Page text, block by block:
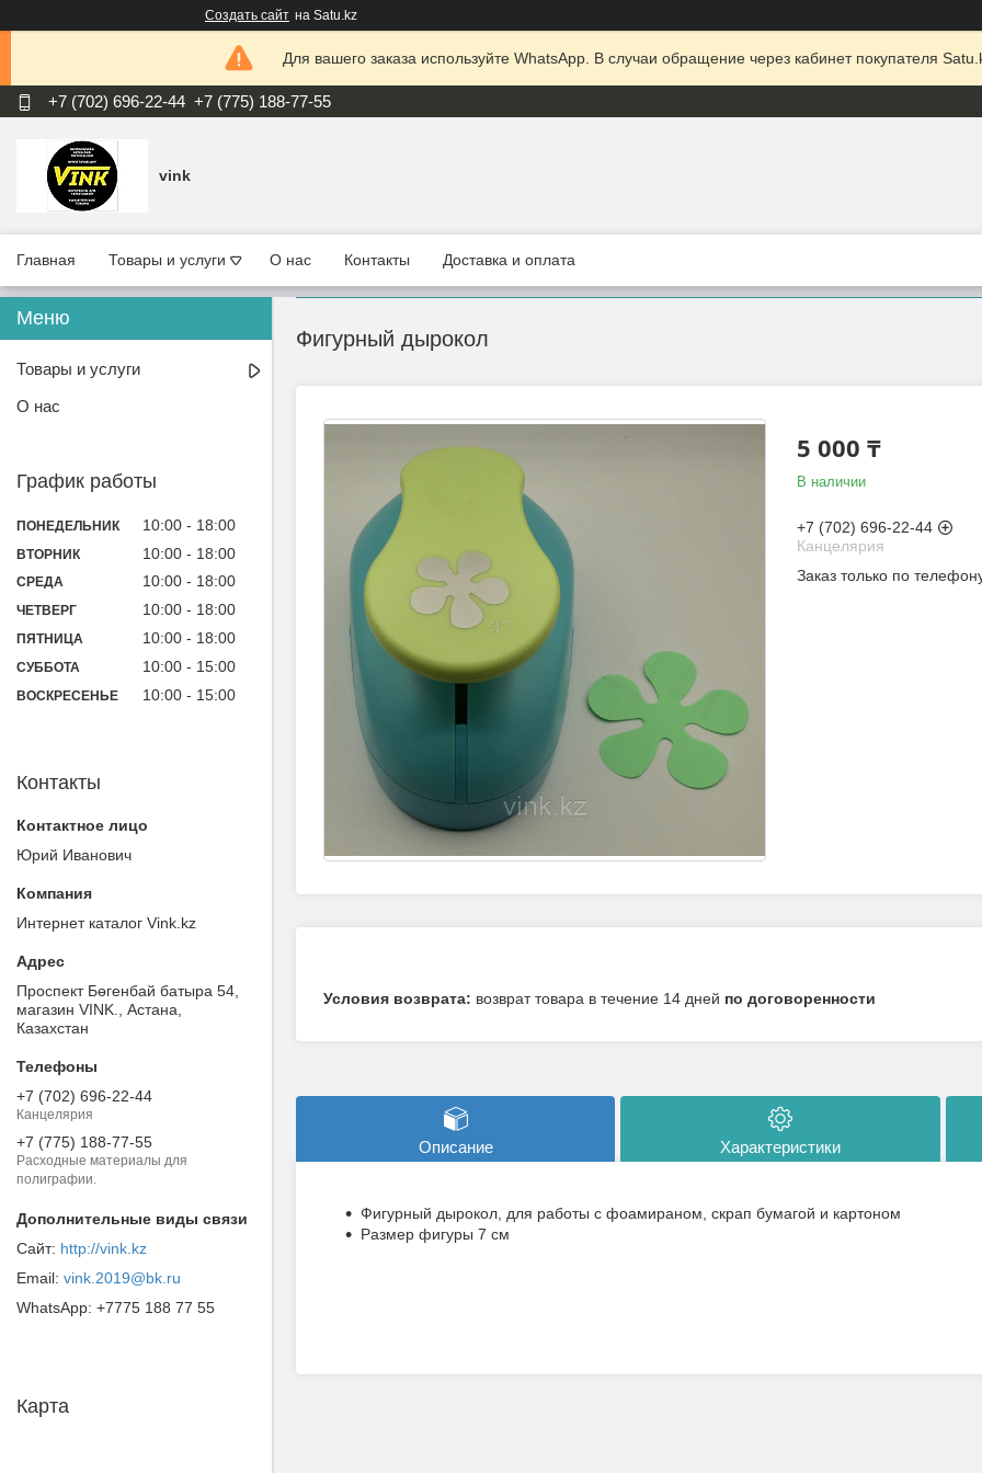
Создать сайт на Satu.kz
Для вашего заказа используйте WhatsApp. В случаи обращение через кабинет покупателя
+7 (702) 696-22-44 +7 (775) 188-77-55
vink
Главная Товары и услуги О нас Контакты Доставка и оплата
Фигурный дырокол
5 000 ₸
В наличии
+7 (702) 696-22-44
Канцелярия
Заказ только по
возврат товара в течение 14 дней по договоренности
Описание Характеристики
Фигурный дырокол, для работы с фоамираном, скрап бумагой и картоном
Размер фигуры 7 см
Товары и услуги
О нас
График работы
ПОНЕДЕЛЬНИК 10:00 18:00
ВТОРНИК 10:00 18:00
СРЕДА 10:00 18:00
ЧЕТВЕРГ 10:00 18:00
ПЯТНИЦА 10:00 18:00
СУББОТА 10:00 15:00
ВОСКРЕСЕНЬЕ 10:00 15:00
Контакты
Юрий Иванович
Интернет каталог Vink.kz
Проспект Бөгенбай батыра 54,
магазин VINK., Астана,
Казахстан
+7 (702) 696-22-44
Канцелярия
+7 (775) 188-77-55
Расходные материалы для
полиграфии.
http://vink.kz
vink.2019@bk.ru
+7775 188 77 55
Карта